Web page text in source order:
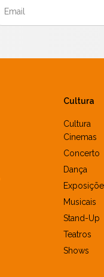
Cultura
Cultura
Cinemas
Concerto
Dança
Musicais
Stand-Up
Teatros
Shows